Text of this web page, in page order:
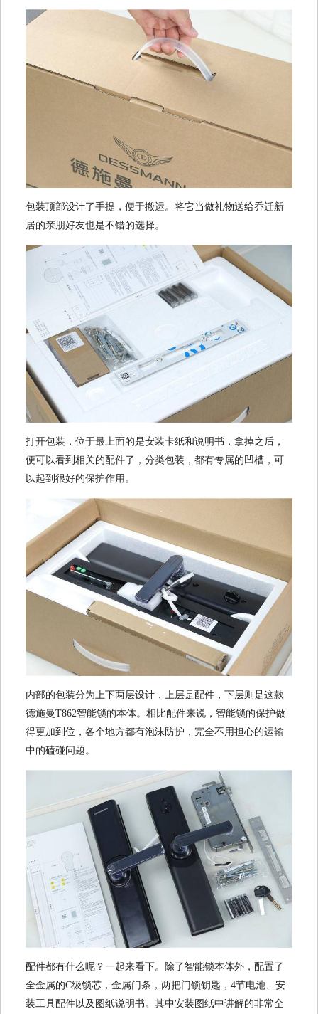
包装顶部设计了手提，便于搬运。将它当做礼物送给乔迁新
居的亲朋好友也是不错的选择。
打开包装，位于最上面的是安装卡纸和说明书，拿掉之后，
便可以看到相关的配件了，分类包装，都有专属的凹槽，可
以起到很好的保护作用。
内部的包装分为上下两层设计，上层是配件，下层则是这款
德施曼T862智能锁的本体。相比配件来说，智能锁的保护做
得更加到位，各个地方都有泡沫防护，完全不用担心的运输
中的磕碰问题。
配件都有什么呢？一起来看下。除了智能锁本体外，配置了
全金属的C级锁芯，金属门条，两把门锁钥匙，4节电池、安
装工具配件以及图纸说明书。其中安装图纸中讲解的非常全